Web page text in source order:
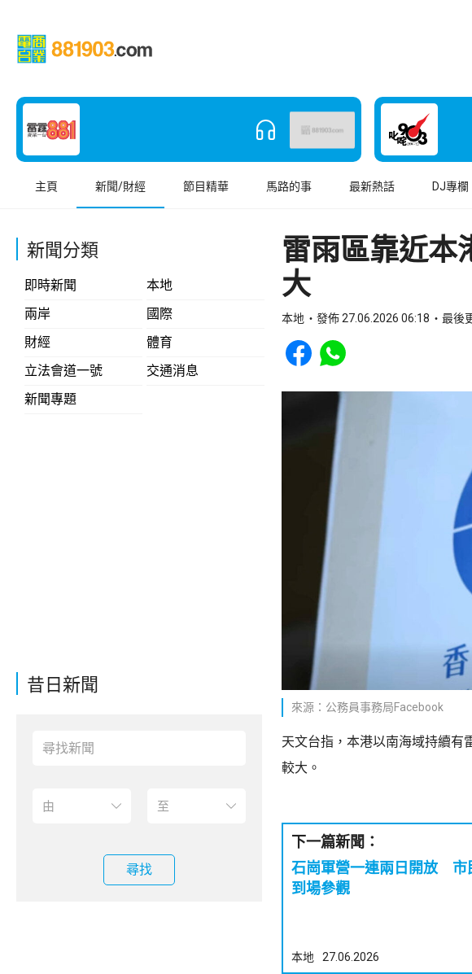
主頁 新聞/財經 節目精華 馬路的事 最新熱話 DJ專欄
新聞分類
即時新聞
本地
兩岸
國際
財經
體育
立法會道一號
交通消息
新聞專題
昔日新聞
尋找
雷雨區靠近
大
本地 發佈 27.06.2026 06:18 最後
Share to Facebook
Share to WhatsApp
來源：公務員事務局Facebook
天文台指，本港以南海域持續有
較大。
下一篇新聞：
石崗軍營一連兩日開放 市
到場參觀
本地 27.06.2026